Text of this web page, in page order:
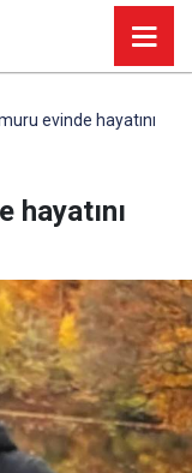
evinde hayatını
hayatını